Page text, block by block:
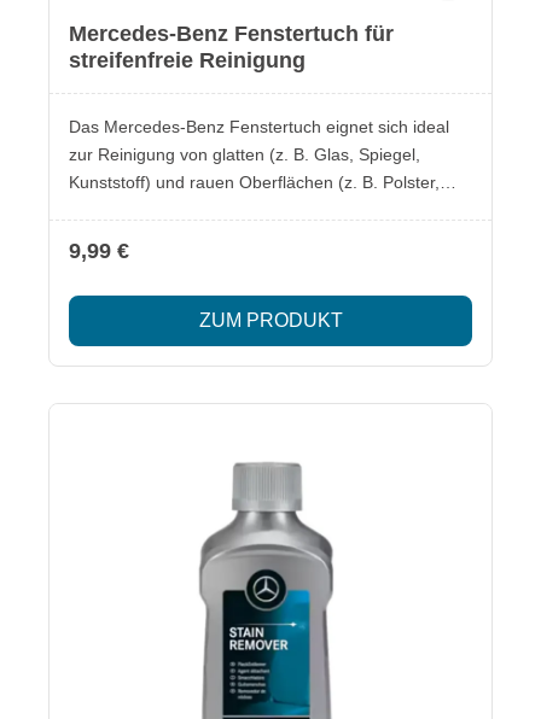
Mercedes-Benz Fenstertuch für
streifenfreie Reinigung
Das Mercedes-Benz Fenstertuch eignet sich ideal
zur Reinigung von glatten (z. B. Glas, Spiegel,
Kunststoff) und rauen Oberflächen (z. B. Polster,
perfektes Ergebnis. Lieferumfang: 1 x Mercedes-
Benz Fenstertuch Besonderheiten: Für alle
Oberflächenarten geeignet Hinterlässt keine
Rückstände Effektive Reinigung ohne Streifen und
Datenblatt.
9,99 €
ZUM PRODUKT